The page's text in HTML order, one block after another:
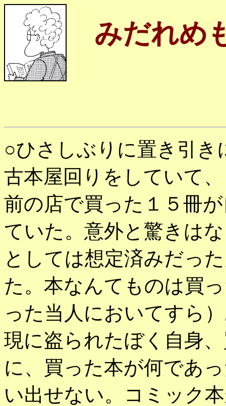
みだれめ
○ひさしぶりに置き引
古本屋回りをしていて
前の店で買った１５冊
ていた。意外と驚きは
としては想定済みだっ
た。本なんてものは買
った当人においてすら
現に盗られたぼく自身
に、買った本が何であ
い出せない。コミック